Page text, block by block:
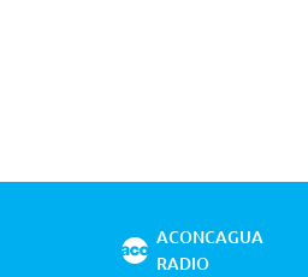
ACONCAGUA
RADIO